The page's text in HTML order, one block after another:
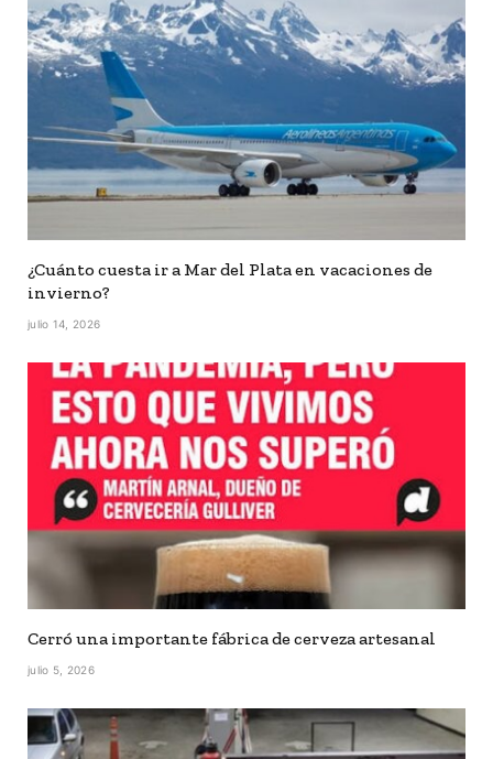
¿Cuánto cuesta ir a Mar del Plata en vacaciones de
invierno?
julio 14, 2026
Cerró una importante fábrica de cerveza artesanal
julio 5, 2026